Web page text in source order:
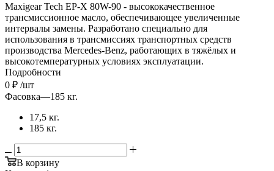
Maxigear Tech EP-X 80W-90 - высококачественное
трансмиссионное масло, обеспечивающее увеличенные
интервалы замены. Разработано специально для
использования в трансмиссиях транспортных средств
производства Mercedes-Benz, работающих в тяжёлых и
высокотемпературных условиях эксплуатации.
Подробности
0 ₽ /шт
Фасовка—185 кг.
17,5 кг.
185 кг.
В корзину